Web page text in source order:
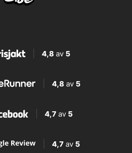
4,8av 5
4,8 av 5
4,7 av 5
4,7 av 5